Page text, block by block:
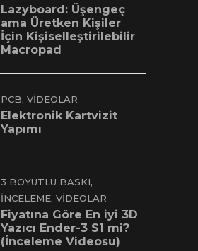
Lazyboard: Üşengeç
ama Üretken Kişiler
İçin Kişiselleştirilebilir
Macropad
PCB, VIDEOLAR
Elektronik Kartvizit
Yapımı
3 BOYUTLU BASKI,
İNCELEME, VIDEOLAR
Fiyatına Göre En iyi 3D
Yazıcı Ender-3 S1 mi?
(İnceleme Videosu)